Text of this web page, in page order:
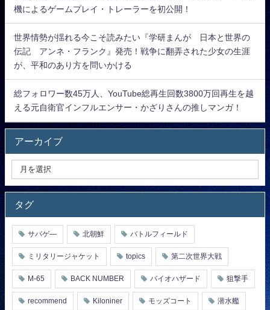
機によるゲームプレイ・トレーラーを初公開！
世界情勢が揺れる今こそ読みたい『学研まんが 日本と世界の
伝記 アンネ・フランク』発売！戦争に翻弄された少女の生涯
が、平和のあり方を問いかける
総フォロワー数45万人、YouTube総再生回数3800万回再生を越
える元自衛官インフルエンサー・かざりさんの推しマンガ！
アーカイブ
タグ
サバゲ― 北朝鮮 バトルフィールド
ミリタリージャケット topics 第二次世界大戦
M-65 BACK NUMBER バイオハザード 狙撃手
recommend Kiloniner モッズコート 潜水艦